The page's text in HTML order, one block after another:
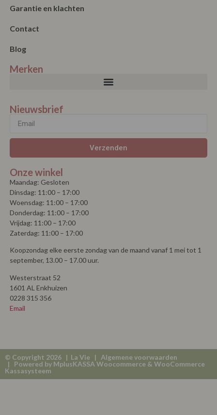
Garantie en klachten
Contact
Blog
Merken
Nieuwsbrief
Verzenden
Onze winkel
Maandag: Gesloten
Dinsdag: 11:00 – 17:00
Woensdag: 11:00 – 17:00
Donderdag: 11:00 – 17:00
Vrijdag: 11:00 – 17:00
Zaterdag: 11:00 – 17:00
Koopzondag elke eerste zondag van de maand vanaf 1 mei tot 1
september, 13.00 – 17.00 uur.
Westerstraat 52
1601 AL Enkhuizen
0228 315 356
Email
© Copyright 2026 | La Vie | Algemene voorwaarden
| Powered by MplusKASSA Woocommerce & WooCommerce
Kassasysteem